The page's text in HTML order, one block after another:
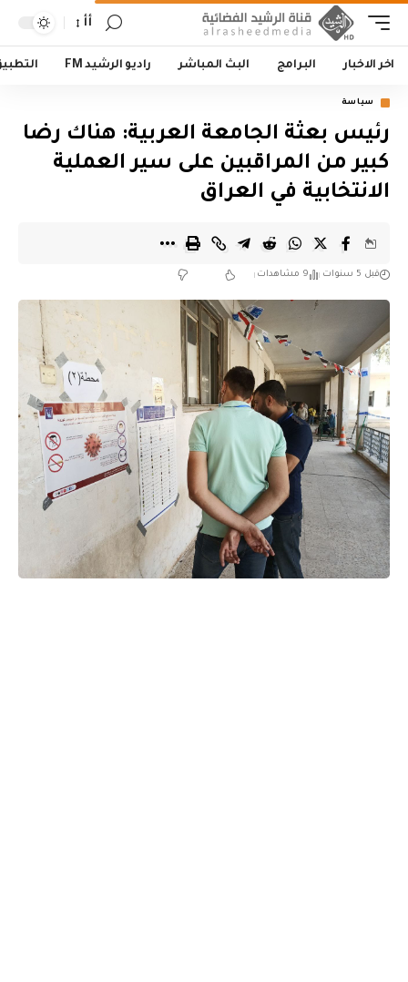
أأ
اخر الاخبار البرامج البث المباشر راديو الرشيد FM
سياسة
رئيس بعثة الجامعة العربية: هناك رضا
كبير من المراقبين على سير العملية
الانتخابية في العراق
قبل 5 سنوات 9 مشاهدات